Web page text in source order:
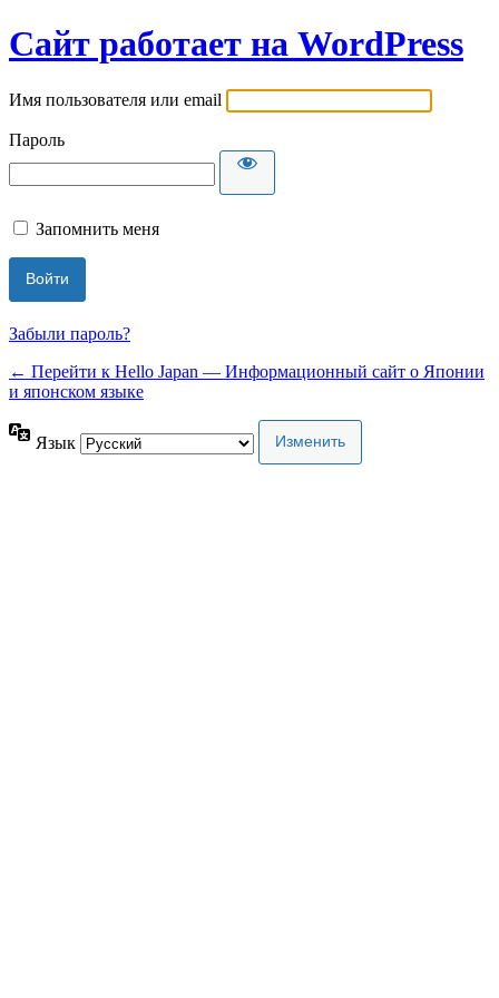
Сайт работает на WordPress
Имя пользователя или email
Пароль
Запомнить меня
Забыли пароль?
← Перейти к Hello Japan — Информационный сайт о Японии
и японском языке
Язык